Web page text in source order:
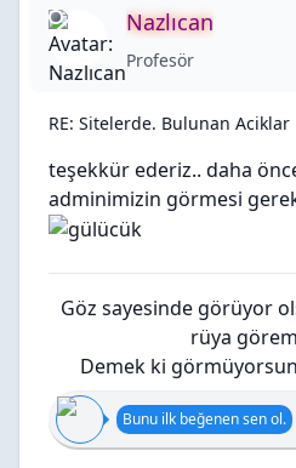
Nazlıcan
Profesör
RE: Sitelerde. Bulunan Aciklar
teşekkür ederiz.. daha
adminimizin görmesi
Göz sayesinde görüyor
rüya
Demek ki
Bunu ilk beğenen sen ol.